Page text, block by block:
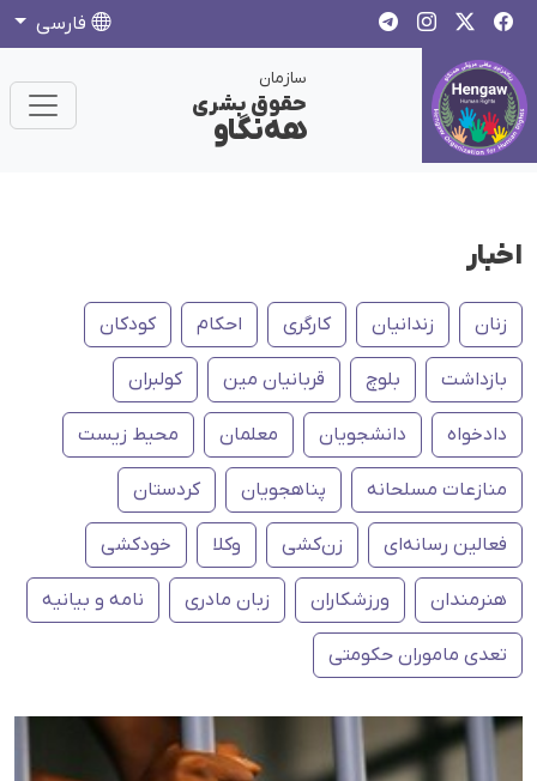
فارسی
سازمان
حقوق بشری
هەنگاو
اخبار
زنان زندانیان کارگری احکام کودکان
بازداشت بلوچ قربانیان مین کولبران
دادخواه دانشجویان معلمان محیط زیست
منازعات مسلحانه پناهجویان کردستان
فعالین رسانەای زن‌کشی وکلا خودکشی
هنرمندان ورزشکاران زبان مادری نامه و بیانیه
تعدی ماموران حکومتی